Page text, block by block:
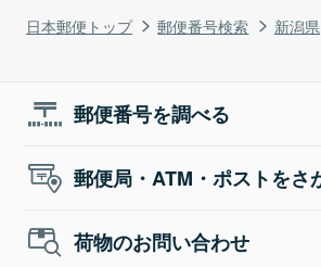
日本郵便トップ 郵便番号検索 新潟県
郵便番号を調べる
郵便局・ATM・ポストをさ
荷物のお問い合わせ